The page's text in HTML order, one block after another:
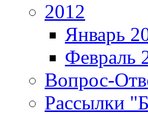
2012
Январь
Февраль
Вопрос-
Рассылки